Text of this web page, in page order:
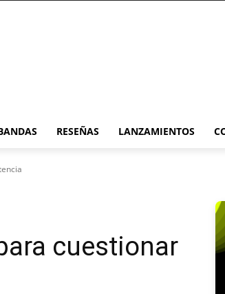
RESEÑAS LANZAMIENTOS
cuestionar